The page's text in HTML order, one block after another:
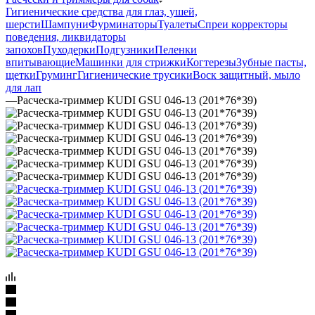
Гигиенические средства для глаз, ушей,
шерстиШампуниФурминаторыТуалетыСпреи корректоры
поведения, ликвидаторы
запоховПуходеркиПодгузникиПеленки
впитывающиеМашинки для стрижкиКогтерезыЗубные пасты,
щеткиГрумингГигиенические трусикиВоск защитный, мыло
для лап
—Расческа-триммер KUDI GSU 046-13 (201*76*39)